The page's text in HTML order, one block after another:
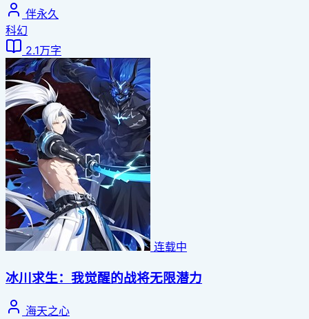
伴永久
科幻
2.1万字
连载中
冰川求生：我觉醒的战将无限潜力
海天之心